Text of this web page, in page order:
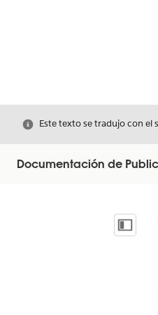
Cerrar
Este texto se tradujo con el
Documentación de
Mostrar